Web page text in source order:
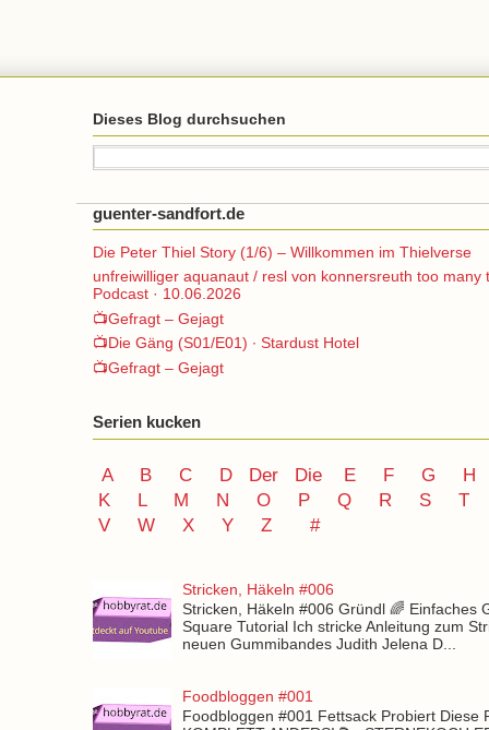
Dieses Blog durchsuchen
guenter-sandfort.de
Die Peter Thiel Story (1/6) – Willkommen im Thielverse
unfreiwilliger aquanaut / resl von konnersreuth too many
Podcast · 10.06.2026
📺Gefragt – Gejagt
📺Die Gäng (S01/E01) ∙ Stardust Hotel
📺Gefragt – Gejagt
Serien kucken
A B C D Der Die E F G
H
K
L M N O P Q R S
T
V
W X Y Z #
Stricken, Häkeln #006
Stricken, Häkeln #006 Gründl 🌈 Einfaches
Square Tutorial Ich stricke Anleitung zum
neuen Gummibandes Judith Jelena D...
Foodbloggen #001
Foodbloggen #001 Fettsack Probiert Diese